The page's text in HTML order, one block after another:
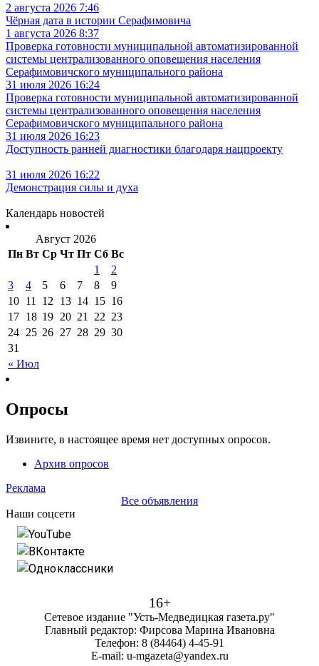
2 августа 2026 7:46
Чёрная дата в истории Серафимовича
1 августа 2026 8:37
Проверка готовности муниципальной автоматизированной
системы централизованного оповещения населения
Серафимовичского муниципального района
31 июля 2026 16:24
Проверка готовности муниципальной автоматизированной
системы централизованного оповещения населения
Серафимовичского муниципального района
31 июля 2026 16:23
Доступность ранней диагностики благодаря нацпроекту
31 июля 2026 16:22
Демонстрация силы и духа
Календарь новостей
Август 2026
Пн Вт Ср Чт Пт Сб Вс
« Июл
1
2
3
4 5 6 7 8
9
10 11 12 13 14 15 16
17 18 19 20 21 22 23
24 25 26 27 28 29 30
31
Опросы
Извините, в настоящее время нет доступных опросов.
Архив опросов
Реклама
Все объявления
Наши соцсети
YouTube
ВКонтакте
Одноклассники
16+
Сетевое издание "Усть-Медведицкая газета.ру"
Главный редактор: Фирсова Марина Ивановна
Телефон: 8 (84464) 4-45-91
E-mail: u-mgazeta@yandex.ru